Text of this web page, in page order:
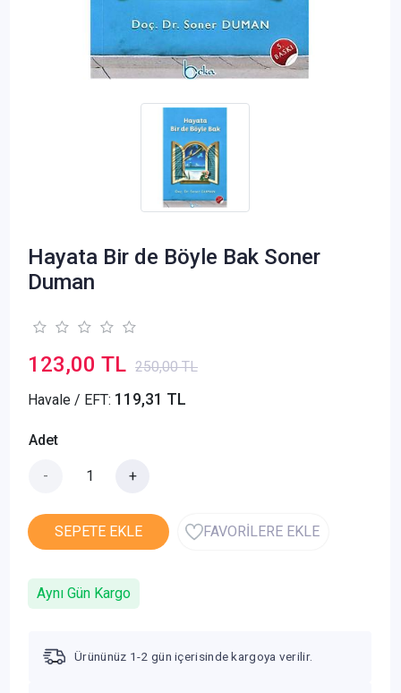
Hayata Bir de Böyle Bak Soner
Duman
123,00 TL 250,00 TL
Havale / EFT: 119,31 TL
Adet
- +
SEPETE EKLE FAVORİLERE EKLE
Aynı Gün Kargo
Ürününüz 1-2 gün içerisinde kargoya verilir.